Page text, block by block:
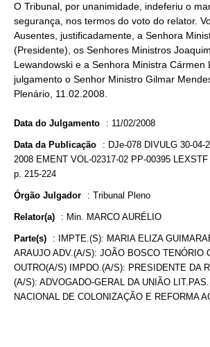
O Tribunal, por unanimidade, indeferiu o
segurança, nos termos do voto do relator.
Ausentes, justificadamente, a Senhora
(Presidente), os Senhores Ministros
Lewandowski e a Senhora Ministra Cármen
julgamento o Senhor Ministro Gilmar
Plenário, 11.02.2008.
Data do Julgamento : 11/02/2008
Data da Publicação : DJe-078 DIVULG 30-04-
2008 EMENT VOL-02317-02 PP-00395
p. 215-224
Órgão Julgador : Tribunal Pleno
Relator(a) : Min. MARCO AURÉLIO
Parte(s) :
IMPTE.(S): MARIA ELIZA
ARAUJO ADV.(A/S): JOÃO BOSCO TENÓRIO
OUTRO(A/S) IMPDO.(A/S): PRESIDENTE DA
(A/S): ADVOGADO-GERAL DA UNIÃO
NACIONAL DE COLONIZAÇÃO E REFORMA